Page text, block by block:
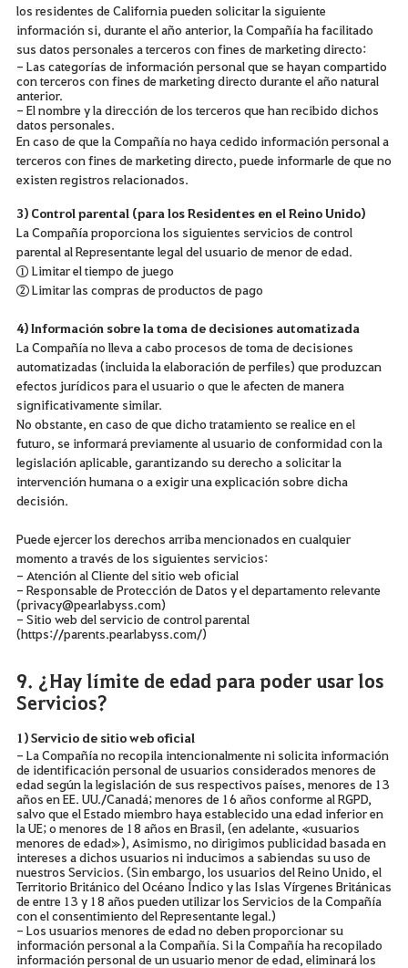
los residentes de California pueden solicitar la siguiente
información si, durante el año anterior, la Compañía ha facilitado
sus datos personales a terceros con fines de marketing directo:
- Las categorías de información personal que se hayan compartido
con terceros con fines de marketing directo durante el año natural
anterior.
- El nombre y la dirección de los terceros que han recibido dichos
datos personales.
En caso de que la Compañía no haya cedido información personal a
terceros con fines de marketing directo, puede informarle de que no
existen registros relacionados.
3) Control parental (para los Residentes en el Reino Unido)
La Compañía proporciona los siguientes servicios de control
parental al Representante legal del usuario de menor de edad.
① Limitar el tiempo de juego
② Limitar las compras de productos de pago
4) Información sobre la toma de decisiones automatizada
La Compañía no lleva a cabo procesos de toma de decisiones
automatizadas (incluida la elaboración de perfiles) que produzcan
efectos jurídicos para el usuario o que le afecten de manera
significativamente similar.
No obstante, en caso de que dicho tratamiento se realice en el
futuro, se informará previamente al usuario de conformidad con la
legislación aplicable, garantizando su derecho a solicitar la
intervención humana o a exigir una explicación sobre dicha
decisión.
Puede ejercer los derechos arriba mencionados en cualquier
momento a través de los siguientes servicios:
- Atención al Cliente del sitio web oficial
- Responsable de Protección de Datos y el departamento relevante
(privacy@pearlabyss.com)
- Sitio web del servicio de control parental
(https://parents.pearlabyss.com/)
9. ¿Hay límite de edad para poder usar los
Servicios?
1) Servicio de sitio web oficial
- La Compañía no recopila intencionalmente ni solicita información
de identificación personal de usuarios considerados menores de
edad según la legislación de sus respectivos países, menores de 13
años en EE. UU./Canadá; menores de 16 años conforme al RGPD,
salvo que el Estado miembro haya establecido una edad inferior en
la UE; o menores de 18 años en Brasil, (en adelante, «usuarios
menores de edad»), Asimismo, no dirigimos publicidad basada en
intereses a dichos usuarios ni inducimos a sabiendas su uso de
nuestros Servicios. (Sin embargo, los usuarios del Reino Unido, el
Territorio Británico del Océano Índico y las Islas Vírgenes Británicas
de entre 13 y 18 años pueden utilizar los Servicios de la Compañía
con el consentimiento del Representante legal.)
- Los usuarios menores de edad no deben proporcionar su
información personal a la Compañía. Si la Compañía ha recopilado
información personal de un usuario menor de edad, eliminará los